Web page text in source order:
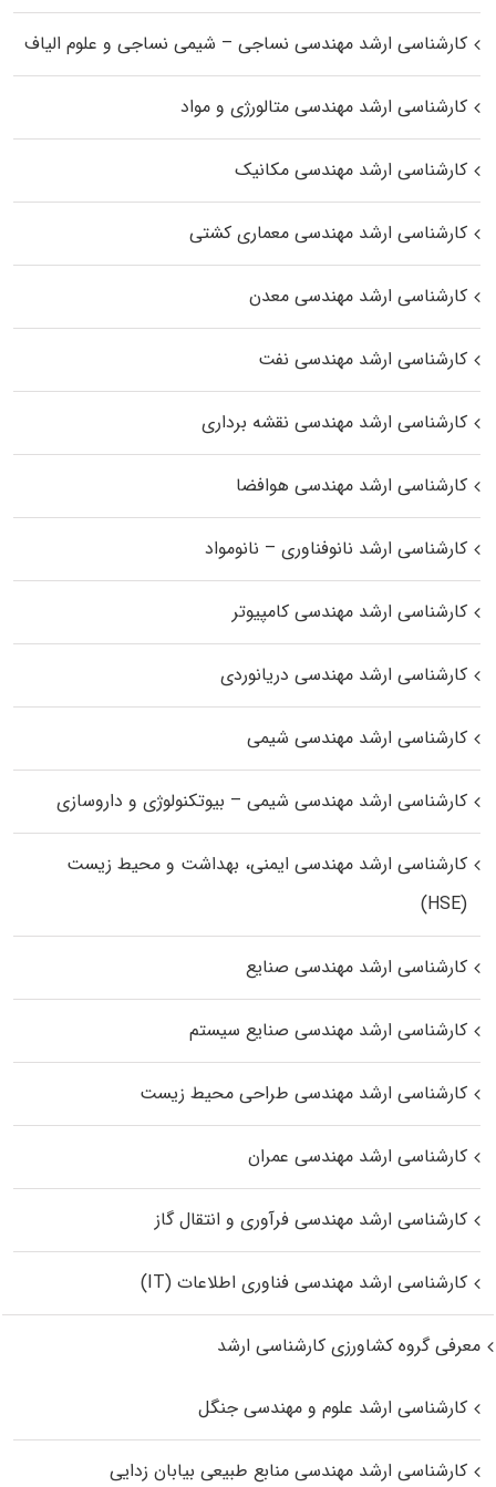
کارشناسی ارشد مهندسی نساجی – شیمی نساجی و علوم الیاف
کارشناسی ارشد مهندسی متالورژی و مواد
کارشناسی ارشد مهندسی مکانیک
کارشناسی ارشد مهندسی معماری کشتی
کارشناسی ارشد مهندسی معدن
کارشناسی ارشد مهندسی نفت
کارشناسی ارشد مهندسی نقشه برداری
کارشناسی ارشد مهندسی هوافضا
کارشناسی ارشد نانوفناوری – نانومواد
کارشناسی ارشد مهندسی کامپیوتر
کارشناسی ارشد مهندسی دریانوردی
کارشناسی ارشد مهندسی شیمی
کارشناسی ارشد مهندسی شیمی – بیوتکنولوژی و داروسازی
کارشناسی ارشد مهندسی ایمنی، بهداشت و محیط زیست
(HSE)
کارشناسی ارشد مهندسی صنایع
کارشناسی ارشد مهندسی صنایع سیستم
کارشناسی ارشد مهندسی طراحی محیط زیست
کارشناسی ارشد مهندسی عمران
کارشناسی ارشد مهندسی فرآوری و انتقال گاز
کارشناسی ارشد مهندسی فناوری اطلاعات (IT)
معرفی گروه کشاورزی کارشناسی ارشد
کارشناسی ارشد علوم و مهندسی جنگل
کارشناسی ارشد مهندسی منابع طبیعی بیابان زدایی